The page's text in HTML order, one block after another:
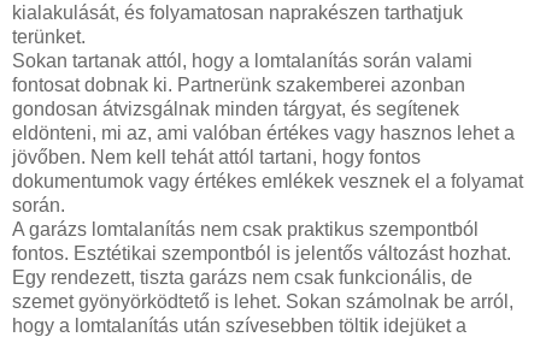
kialakulását, és folyamatosan naprakészen tarthatjuk
terünket.
Sokan tartanak attól, hogy a lomtalanítás során valami
fontosat dobnak ki. Partnerünk szakemberei azonban
gondosan átvizsgálnak minden tárgyat, és segítenek
eldönteni, mi az, ami valóban értékes vagy hasznos lehet a
jövőben. Nem kell tehát attól tartani, hogy fontos
dokumentumok vagy értékes emlékek vesznek el a folyamat
során.
A garázs lomtalanítás nem csak praktikus szempontból
fontos. Esztétikai szempontból is jelentős változást hozhat.
Egy rendezett, tiszta garázs nem csak funkcionális, de
szemet gyönyörködtető is lehet. Sokan számolnak be arról,
hogy a lomtalanítás után szívesebben töltik idejüket a